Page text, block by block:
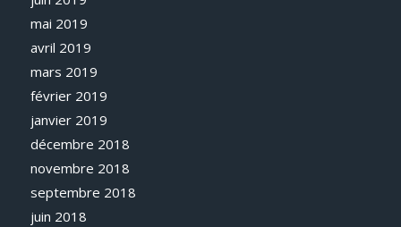
mai 2019
avril 2019
mars 2019
février 2019
janvier 2019
décembre 2018
novembre 2018
septembre 2018
juin 2018